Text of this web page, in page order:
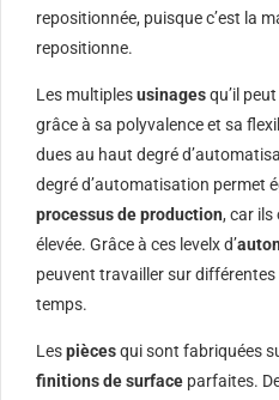
repositionnée, puisque c’est la
repositionne.
Les multiplesusinagesqu’il
grâce à sa polyvalence et sa
dues au haut degré
degré d’automatisation permet
processus de production, car ils
élevée. Grâce à ces levelx d’
peuvent travailler sur différentes
temps.
Lespiècesqui sont fabriquées
finitions de surface parfaites.